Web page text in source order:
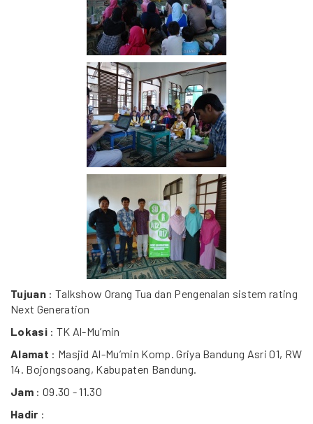
Tujuan: Talkshow Orang Tua dan Pengenalan sistem rating
Next Generation
Lokasi: TK Al-Mu’min
Alamat : Masjid Al-Mu’min Komp. Griya Bandung Asri 01, RW
14. Bojongsoang, Kabupaten Bandung.
Jam: 09.30 - 11.30
Hadir :